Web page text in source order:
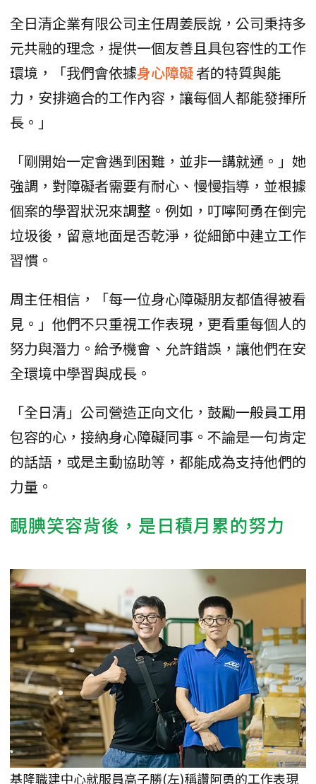
全日清企業有限公司主任周姜辰說，公司秉持多
元共融的理念，提供一個友善且具包容性的工作
環境，「我們會依據身心障礙者的特質與能
力，安排適合的工作內容，讓每個人都能發揮所
長。」
「剛開始一定會遇到困難，並非一講就通。」她
強調，對障礙者需要有耐心、慢慢指導，並根據
個案的學習狀況來調整。例如，叮嚀阿勇在倒完
垃圾後，留意地面是否乾淨，從細節中建立工作
習慣。
周主任相信，「每一位身心障礙朋友都值得被看
見。」他們不只重視工作表現，更看重每個人的
努力與潛力。給予機會、允許錯誤，讓他們在安
全環境中學習與成長。
「全日清」公司營造正向文化，鼓勵一般員工用
包容的心，接納身心障礙同事。不論是一句肯定
的話語，或是主動協助等，都能成為支持他們的
力量。
靦腆笑容背後，是日積月累的努力
基隆職建中心就服員高子勝(左)稱讚阿勇的工作表現